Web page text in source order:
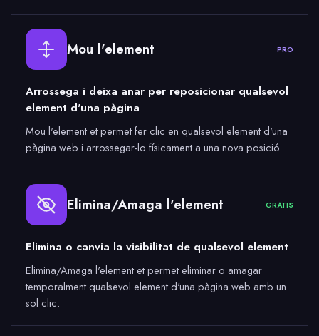
Mou l'element PRO
Arrossega i deixa anar per reposicionar qualsevol
element d'una pàgina
Mou l'element et permet fer clic en qualsevol element d'una
pàgina web i arrossegar-lo físicament a una nova posició.
Elimina/Amaga l'element GRATIS
Elimina o canvia la visibilitat de qualsevol element
Elimina/Amaga l'element et permet eliminar o amagar
temporalment qualsevol element d'una pàgina web amb un
sol clic.